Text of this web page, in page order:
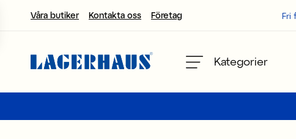
Våra butiker Kontakta oss Företag Fri
Kategorier
Välj språk / valuta
FI / EUR